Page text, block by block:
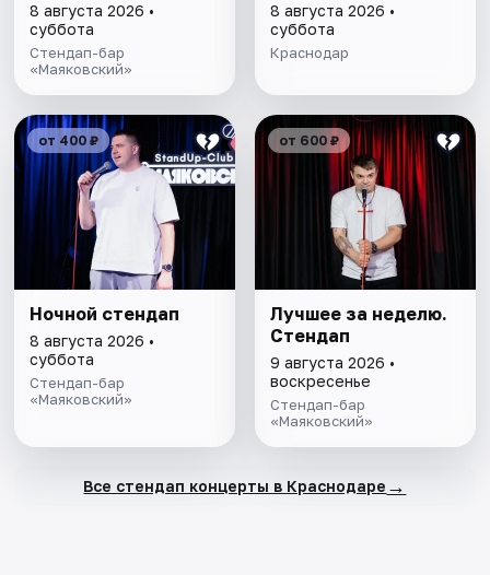
8 августа 2026 •
суббота
Стендап-бар
«Маяковский»
8 августа 2026 •
суббота
Краснодар
от 400 ₽
Ночной стендап
8 августа 2026 •
суббота
Стендап-бар
«Маяковский»
от 600 ₽
Лучшее за неделю.
Стендап
9 августа 2026 •
воскресенье
Стендап-бар
«Маяковский»
Все стендап концерты в Краснодаре →